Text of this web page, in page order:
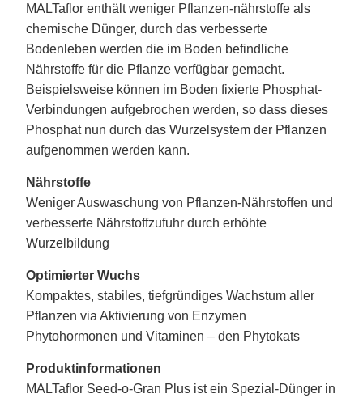
MALTaflor enthält weniger Pflanzen-nährstoffe als
chemische Dünger, durch das verbesserte
Bodenleben werden die im Boden befindliche
Nährstoffe für die Pflanze verfügbar gemacht.
Beispielsweise können im Boden fixierte Phosphat-
Verbindungen aufgebrochen werden, so dass dieses
Phosphat nun durch das Wurzelsystem der Pflanzen
aufgenommen werden kann.
Nährstoffe
Weniger Auswaschung von Pflanzen-Nährstoffen und
verbesserte Nährstoffzufuhr durch erhöhte
Wurzelbildung
Optimierter Wuchs
Kompaktes, stabiles, tiefgründiges Wachstum aller
Pflanzen via Aktivierung von Enzymen
Phytohormonen und Vitaminen – den Phytokats
Produktinformationen
MALTaflor Seed-o-Gran Plus ist ein Spezial-Dünger in